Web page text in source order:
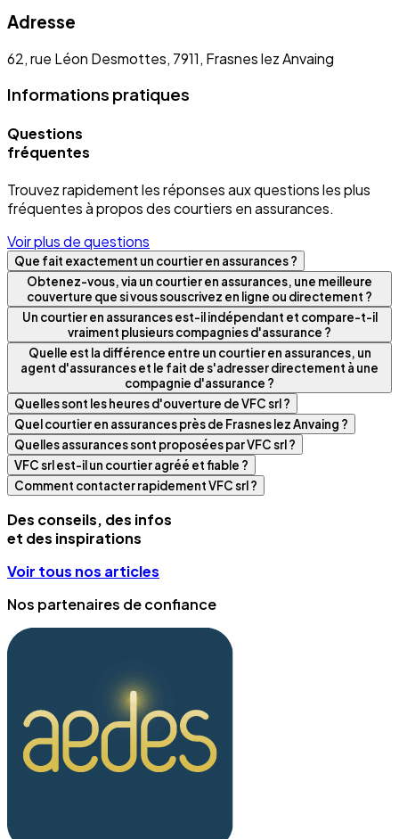
Adresse
62, rue Léon Desmottes, 7911, Frasnes lez Anvaing
Informations pratiques
Questions
fréquentes
Trouvez rapidement les réponses aux questions les plus
fréquentes à propos des courtiers en assurances.
Voir plus de questions
Que fait exactement un courtier en assurances ?
Obtenez-vous, via un courtier en assurances, une meilleure
couverture que si vous souscrivez en ligne ou directement ?
Un courtier en assurances est-il indépendant et compare-t-il
vraiment plusieurs compagnies d'assurance ?
Quelle est la différence entre un courtier en assurances, un
agent d'assurances et le fait de s'adresser directement à une
compagnie d'assurance ?
Quelles sont les heures d'ouverture de VFC srl ?
Quel courtier en assurances près de Frasnes lez Anvaing ?
Quelles assurances sont proposées par VFC srl ?
VFC srl est-il un courtier agréé et fiable ?
Comment contacter rapidement VFC srl ?
Des conseils, des infos
et des inspirations
Voir tous nos articles
Nos partenaires de confiance